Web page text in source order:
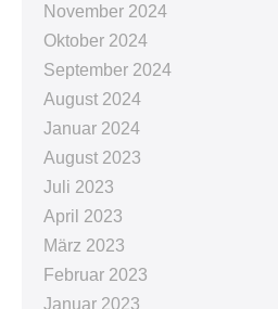
November 2024
Oktober 2024
September 2024
August 2024
Januar 2024
August 2023
Juli 2023
April 2023
März 2023
Februar 2023
Januar 2023